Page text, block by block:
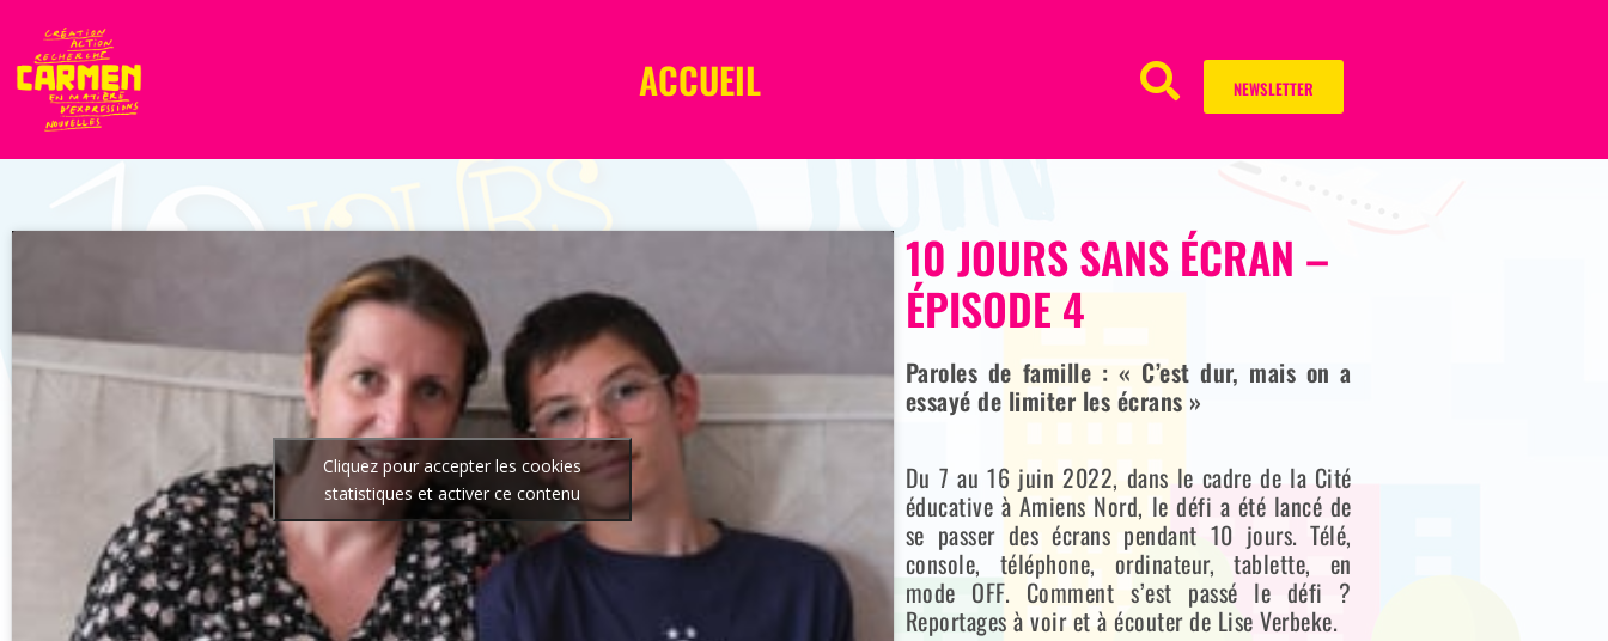
ACCUEIL NEWSLETTER
Cliquez pour accepter les cookies
statistiques et activer ce contenu
10 JOURS SANS ÉCRAN –
ÉPISODE 4
Paroles de famille : « C’est dur, mais on a
essayé de limiter les écrans »
Du 7 au 16 juin 2022, dans le cadre de la Cité
éducative à Amiens Nord, le défi a été lancé de
se passer des écrans pendant 10 jours. Télé,
console, téléphone, ordinateur, tablette, en
mode OFF. Comment s’est passé le défi ?
Reportages à voir et à écouter de Lise Verbeke.